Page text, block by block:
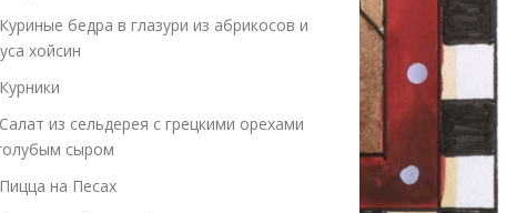
Куриные бедра в глазури из абрикосов и
хойсин
Курники
Салат из сельдерея с грецкими орехами
сыром
Пицца на Песах